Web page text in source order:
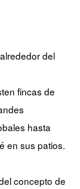
campeón
del
fincas de
hasta
en sus patios.
concepto de